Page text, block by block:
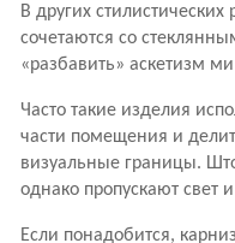
В других
сочетаются со
«разбавить» аскетизм
Часто такие изделия
части помещения и
визуальные границы.
однако пропускают свет
Если понадобится,